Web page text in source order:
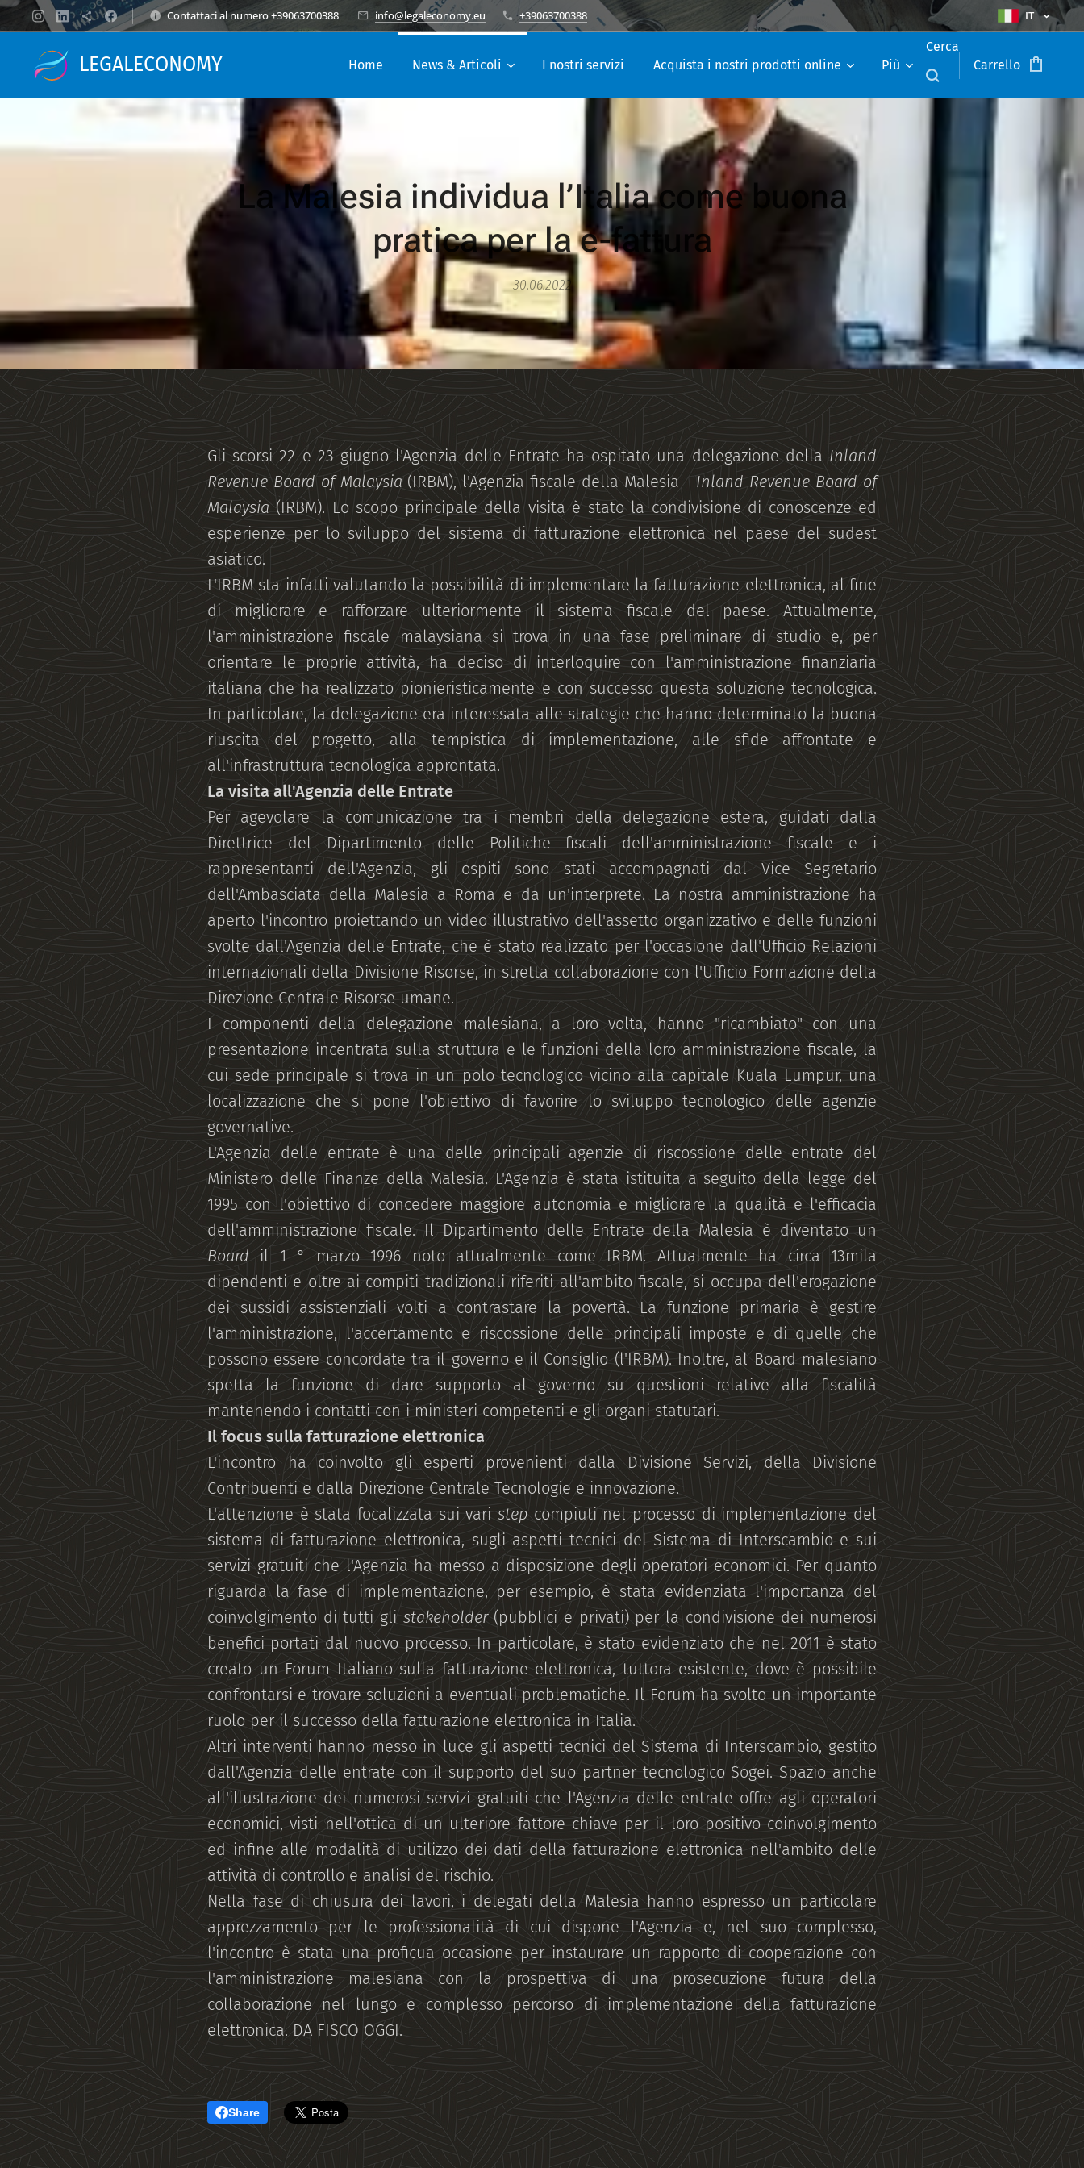
Contattaci al numero +39063700388 info@legaleconomy.eu +39063700388 IT
LEGALECONOMY Home News & Articoli I nostri servizi Acquista i nostri prodotti online Più
Cerca
Carrello
La Malesia individua l’Italia come buona
pratica per la e-fattura
30.06.2022
Gli scorsi 22 e 23 giugno l'Agenzia delle Entrate ha ospitato una delegazione della Inland
Revenue Board of Malaysia (IRBM), l'Agenzia fiscale della Malesia - Inland Revenue Board of
Malaysia (IRBM). Lo scopo principale della visita è stato la condivisione di conoscenze ed
esperienze per lo sviluppo del sistema di fatturazione elettronica nel paese del sudest
asiatico.
L'IRBM sta infatti valutando la possibilità di implementare la fatturazione elettronica, al fine
di migliorare e rafforzare ulteriormente il sistema fiscale del paese. Attualmente,
l'amministrazione fiscale malaysiana si trova in una fase preliminare di studio e, per
orientare le proprie attività, ha deciso di interloquire con l'amministrazione finanziaria
italiana che ha realizzato pionieristicamente e con successo questa soluzione tecnologica.
In particolare, la delegazione era interessata alle strategie che hanno determinato la buona
riuscita del progetto, alla tempistica di implementazione, alle sfide affrontate e
all'infrastruttura tecnologica approntata.
La visita all'Agenzia delle Entrate
Per agevolare la comunicazione tra i membri della delegazione estera, guidati dalla
Direttrice del Dipartimento delle Politiche fiscali dell'amministrazione fiscale e i
rappresentanti dell'Agenzia, gli ospiti sono stati accompagnati dal Vice Segretario
dell'Ambasciata della Malesia a Roma e da un'interprete. La nostra amministrazione ha
aperto l'incontro proiettando un video illustrativo dell'assetto organizzativo e delle funzioni
svolte dall'Agenzia delle Entrate, che è stato realizzato per l'occasione dall'Ufficio Relazioni
internazionali della Divisione Risorse, in stretta collaborazione con l'Ufficio Formazione della
Direzione Centrale Risorse umane.
I componenti della delegazione malesiana, a loro volta, hanno "ricambiato" con una
presentazione incentrata sulla struttura e le funzioni della loro amministrazione fiscale, la
cui sede principale si trova in un polo tecnologico vicino alla capitale Kuala Lumpur, una
localizzazione che si pone l'obiettivo di favorire lo sviluppo tecnologico delle agenzie
governative.
L'Agenzia delle entrate è una delle principali agenzie di riscossione delle entrate del
Ministero delle Finanze della Malesia. L'Agenzia è stata istituita a seguito della legge del
1995 con l'obiettivo di concedere maggiore autonomia e migliorare la qualità e l'efficacia
dell'amministrazione fiscale. Il Dipartimento delle Entrate della Malesia è diventato un
Board il 1 ° marzo 1996 noto attualmente come IRBM. Attualmente ha circa 13mila
dipendenti e oltre ai compiti tradizionali riferiti all'ambito fiscale, si occupa dell'erogazione
dei sussidi assistenziali volti a contrastare la povertà. La funzione primaria è gestire
l'amministrazione, l'accertamento e riscossione delle principali imposte e di quelle che
possono essere concordate tra il governo e il Consiglio (l'IRBM). Inoltre, al Board malesiano
spetta la funzione di dare supporto al governo su questioni relative alla fiscalità
mantenendo i contatti con i ministeri competenti e gli organi statutari.
Il focus sulla fatturazione elettronica
L'incontro ha coinvolto gli esperti provenienti dalla Divisione Servizi, della Divisione
Contribuenti e dalla Direzione Centrale Tecnologie e innovazione.
L'attenzione è stata focalizzata sui varistepcompiuti nel processo di implementazione del
sistema di fatturazione elettronica, sugli aspetti tecnici del Sistema di Interscambio e sui
servizi gratuiti che l'Agenzia ha messo a disposizione degli operatori economici. Per quanto
riguarda la fase di implementazione, per esempio, è stata evidenziata l'importanza del
coinvolgimento di tutti gli stakeholder(pubblici e privati) per la condivisione dei numerosi
benefici portati dal nuovo processo. In particolare, è stato evidenziato che nel 2011 è stato
creato un Forum Italiano sulla fatturazione elettronica, tuttora esistente, dove è possibile
confrontarsi e trovare soluzioni a eventuali problematiche. Il Forum ha svolto un importante
ruolo per il successo della fatturazione elettronica in Italia.
Altri interventi hanno messo in luce gli aspetti tecnici del Sistema di Interscambio, gestito
dall'Agenzia delle entrate con il supporto del suo partner tecnologico Sogei. Spazio anche
all'illustrazione dei numerosi servizi gratuiti che l'Agenzia delle entrate offre agli operatori
economici, visti nell'ottica di un ulteriore fattore chiave per il loro positivo coinvolgimento
ed infine alle modalità di utilizzo dei dati della fatturazione elettronica nell'ambito delle
attività di controllo e analisi del rischio.
Nella fase di chiusura dei lavori, i delegati della Malesia hanno espresso un particolare
apprezzamento per le professionalità di cui dispone l'Agenzia e, nel suo complesso,
l'incontro è stata una proficua occasione per instaurare un rapporto di cooperazione con
l'amministrazione malesiana con la prospettiva di una prosecuzione futura della
collaborazione nel lungo e complesso percorso di implementazione della fatturazione
elettronica. DA FISCO OGGI.
Share